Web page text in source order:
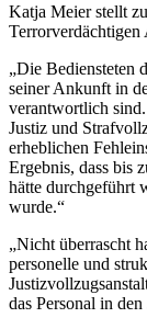
Katja Meier stellt
„Die Bediensteten
seiner Ankunft in
verantwortlich
Justiz und
erheblichen
Ergebnis, dass bis
hätte durchgeführt
wurde.“
„Nicht überrascht
personelle und
das Personal in